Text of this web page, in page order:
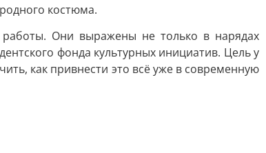
костюма.
Они выражены не только в нарядах
фонда культурных инициатив. Цель у
как привнести это всё уже в современную